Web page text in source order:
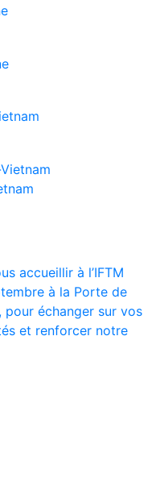
accueillir à l’IFTM
à la Porte de
pour échanger sur vos
et renforcer notre